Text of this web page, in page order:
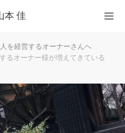
本 佳
を経営するオーナーさんへ
るオーナー様が増えてきている